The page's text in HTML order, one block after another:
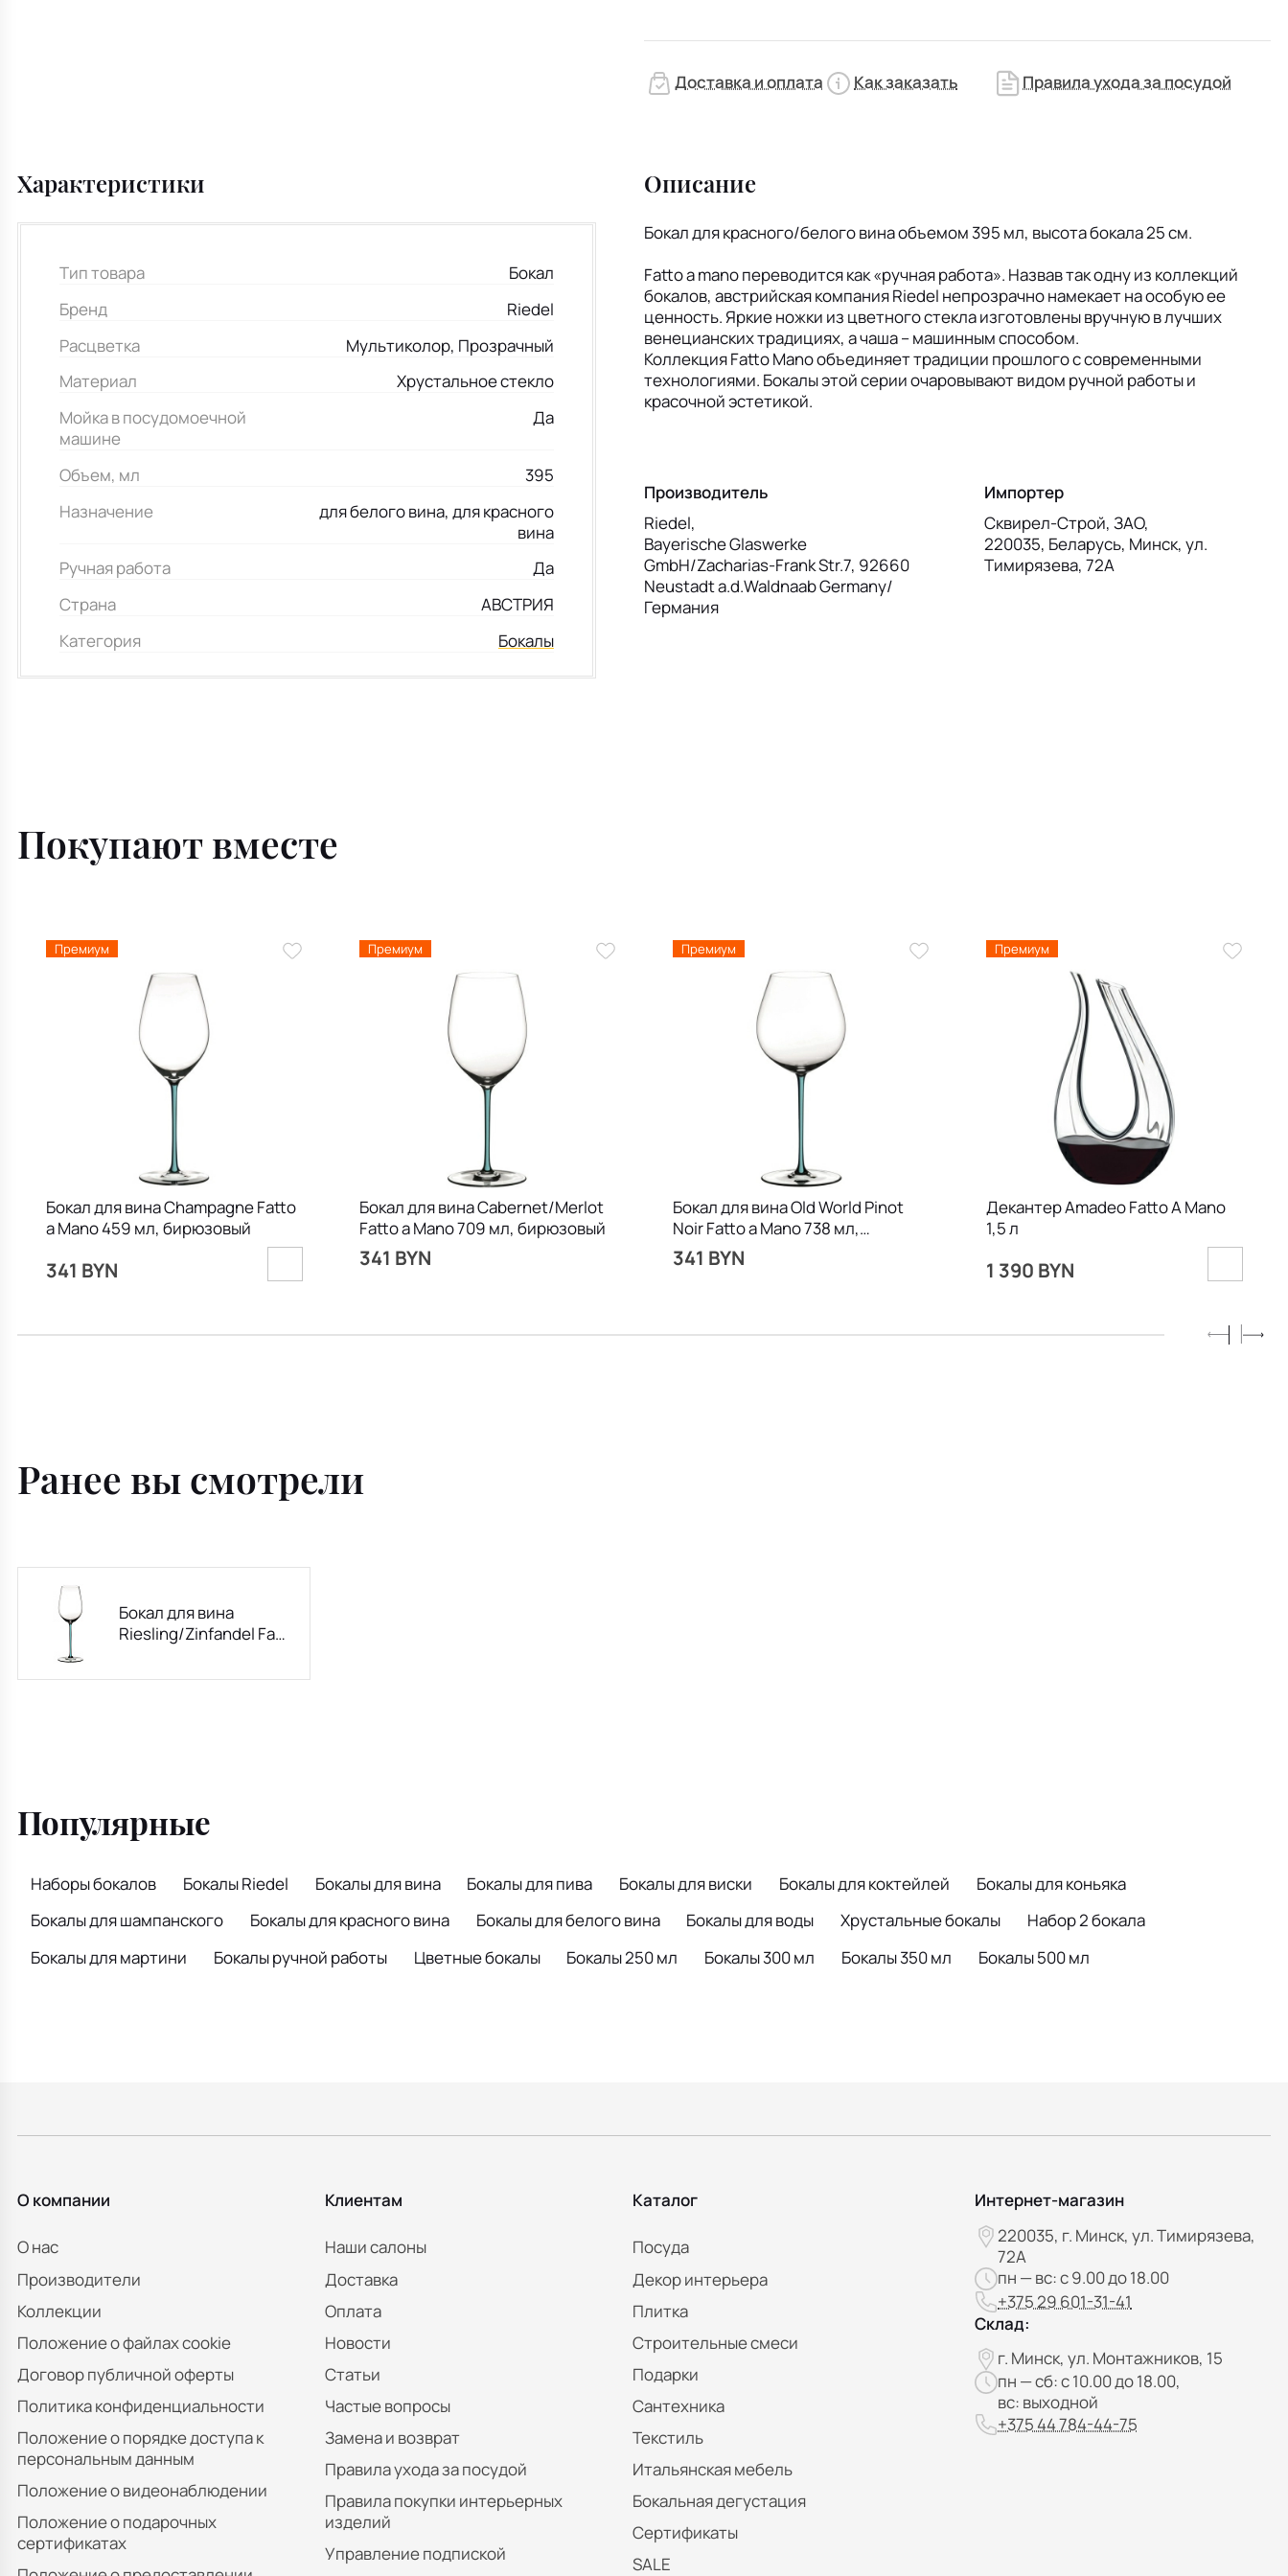
Доставка и оплата Как заказать Правила ухода за посудой
Характеристики
Тип товара
Бокал
Бренд
Riedel
Расцветка
Мультиколор, Прозрачный
Материал
Хрустальное стекло
Мойка в посудомоечной
машине
Да
Объем, мл
395
Назначение
для белого вина, для красного
вина
Ручная работа
Да
Страна
АВСТРИЯ
Категория
Бокалы
Описание
Бокал для красного/белого вина объемом 395 мл, высота бокала 25 см.
Fatto a mano переводится как «ручная работа». Назвав так одну из коллекций
бокалов, австрийская компания Riedel непрозрачно намекает на особую ее
ценность. Яркие ножки из цветного стекла изготовлены вручную в лучших
венецианских традициях, а чаша – машинным способом.
Коллекция Fatto Mano объединяет традиции прошлого с современными
технологиями. Бокалы этой серии очаровывают видом ручной работы и
красочной эстетикой.
Производитель
Riedel,
Bayerische Glaswerke
GmbH/Zacharias-Frank Str.7, 92660
Neustadt a.d.Waldnaab Germany/
Германия
Импортер
Сквирел-Строй, ЗАО,
220035, Беларусь, Минск, ул.
Тимирязева, 72А
Покупают вместе
Премиум
Бокал для вина Champagne Fatto
a Mano 459 мл, бирюзовый
341 BYN
Премиум
Бокал для вина Cabernet/Merlot
Fatto a Mano 709 мл, бирюзовый
341 BYN
Премиум
Бокал для вина Old World Pinot
Noir Fatto a Mano 738 мл,
бирюзовый
341 BYN
Премиум
Декантер Amadeo Fatto A Mano
1,5 л
1 390 BYN
Ранее вы смотрели
Бокал для вина
Riesling/Zinfandel Fatto
бирюзовый
Популярные
Наборы бокалов Бокалы Riedel Бокалы для вина Бокалы для пива Бокалы для виски Бокалы для коктейлей
Бокалы для коньяка
Бокалы для шампанского
Бокалы для красного вина Бокалы для белого вина Бокалы для воды Хрустальные бокалы
Набор 2 бокала
Бокалы для мартини
Бокалы ручной работы Цветные бокалы Бокалы 250 мл Бокалы 300 мл Бокалы 350 мл Бокалы 500 мл
О компании
О нас
Производители
Коллекции
Положение о файлах cookie
Договор публичной оферты
Политика конфиденциальности
Положение о порядке доступа к
персональным данным
Положение о видеонаблюдении
Положение о подарочных
сертификатах
Клиентам
Наши салоны
Доставка
Оплата
Новости
Статьи
Частые вопросы
Замена и возврат
Правила ухода за посудой
Правила покупки интерьерных
изделий
Управление подпиской
Каталог
Посуда
Декор интерьера
Плитка
Строительные смеси
Подарки
Сантехника
Текстиль
Итальянская мебель
Бокальная дегустация
Сертификаты
SALE
Интернет-магазин
220035, г. Минск, ул. Тимирязева,
72А
пн — вс: с 9.00 до 18.00
+375 29 601-31-41
Склад:
г. Минск, ул. Монтажников, 15
пн — сб: с 10.00 до 18.00,
вс: выходной
+375 44 784-44-75